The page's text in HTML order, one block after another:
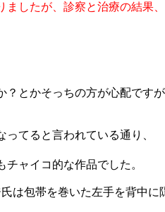
したが、診察と治療の結果
とかそっちの方が心配ですが
てると言われている通り、
ャイコ的な作品でした。
は包帯を巻いた左手を背中に